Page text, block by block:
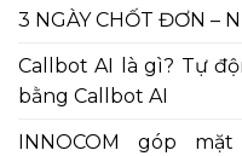
3 NGÀY CHỐT ĐƠN –
Callbot AI là gì? Tự
bằng Callbot AI
INNOCOM góp